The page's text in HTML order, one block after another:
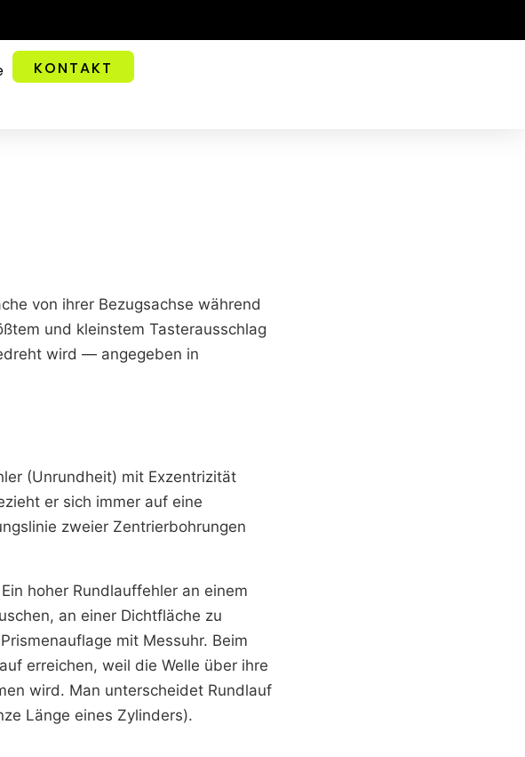
KONTAKT
von ihrer Bezugsachse während
und kleinstem Tasterausschlag
wird — angegeben in
(Unrundheit) mit Exzentrizität
er sich immer auf eine
zweier Zentrierbohrungen
hoher Rundlauffehler an einem
an einer Dichtfläche zu
mit Messuhr. Beim
erreichen, weil die Welle über ihre
wird. Man unterscheidet Rundlauf
Länge eines Zylinders).